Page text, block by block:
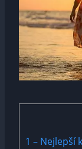
1 – Nejlepší